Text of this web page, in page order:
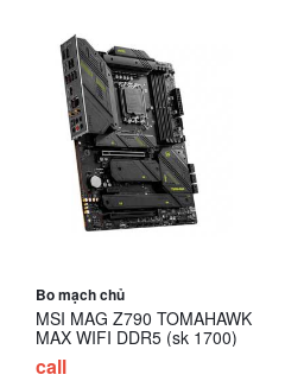
Bo mạch chủ
MSI MAG Z790 TOMAHAWK
MAX WIFI DDR5 (sk 1700)
call